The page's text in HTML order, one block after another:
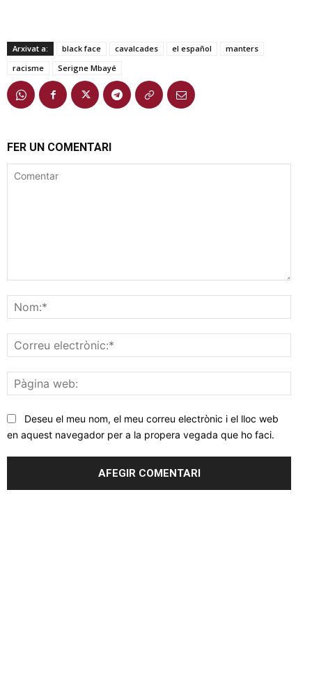
Arxivat a: black face cavalcades el español
manters
racisme
Serigne Mbayé
FER UN COMENTARI
web:
Deseu el meu nom, el meu correu electrònic i el lloc web
en aquest navegador per a la propera vegada que ho faci.